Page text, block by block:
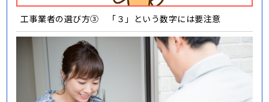
工事業者の選び方③ 「３」という数字には要注意